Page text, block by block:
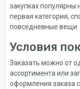
закупках популярны
первая категория,
повседневные вещи.
Условия
Заказать можно от
ассортимента или
оформления заказа